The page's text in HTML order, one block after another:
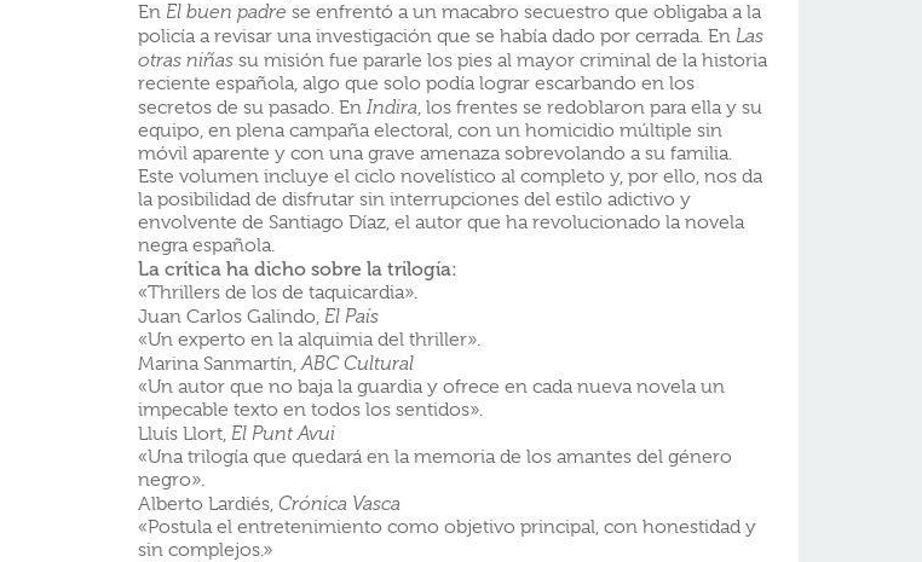
En El buen padre se enfrentó a un macabro secuestro que obligaba a la
policía a revisar una investigación que se había dado por cerrada. En Las
otras niñas su misión fue pararle los pies al mayor criminal de la historia
reciente española, algo que solo podía lograr escarbando en los
secretos de su pasado. En Indira, los frentes se redoblaron para ella y su
equipo, en plena campaña electoral, con un homicidio múltiple sin
móvil aparente y con una grave amenaza sobrevolando a su familia.
Este volumen incluye el ciclo novelístico al completo y, por ello, nos da
la posibilidad de disfrutar sin interrupciones del estilo adictivo y
envolvente de Santiago Díaz, el autor que ha revolucionado la novela
negra española.
La crítica ha dicho sobre la trilogía:
«Thrillers de los de taquicardia».
Juan Carlos Galindo, El País
«Un experto en la alquimia del thriller».
Marina Sanmartín,ABC Cultural
«Un autor que no baja la guardia y ofrece en cada nueva novela un
impecable texto en todos los sentidos».
Lluís Llort, El Punt Avui
«Una trilogía que quedará en la memoria de los amantes del género
negro».
Alberto Lardiés, Crónica Vasca
«Postula el entretenimiento como objetivo principal, con honestidad y
sin complejos.»